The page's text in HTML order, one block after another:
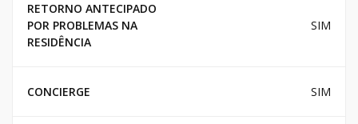
RETORNO ANTECIPADO
POR PROBLEMAS NA
RESIDÊNCIA
SIM
CONCIERGE SIM